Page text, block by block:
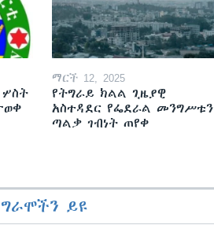
ማርች 12, 2025
የትግራይ ክልል ጊዜያዊ
አስተዳደር የፌደራል መንግሥቱን
ጣልቃ ገብነት ጠየቀ
ይዩ